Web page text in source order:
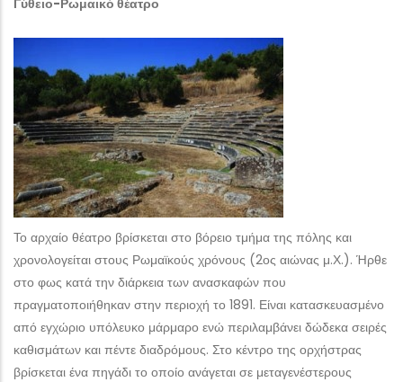
Γύθειο-Ρωμαικό θέατρο
Το αρχαίο θέατρο βρίσκεται στο βόρειο τμήμα της πόλης και
χρονολογείται στους Ρωμαϊκούς χρόνους (2ος αιώνας μ.Χ.). Ήρθε
στο φως κατά την διάρκεια των ανασκαφών που
πραγματοποιήθηκαν στην περιοχή το 1891. Είναι κατασκευασμένο
από εγχώριο υπόλευκο μάρμαρο ενώ περιλαμβάνει δώδεκα σειρές
καθισμάτων και πέντε διαδρόμους. Στο κέντρο της ορχήστρας
βρίσκεται ένα πηγάδι το οποίο ανάγεται σε μεταγενέστερους